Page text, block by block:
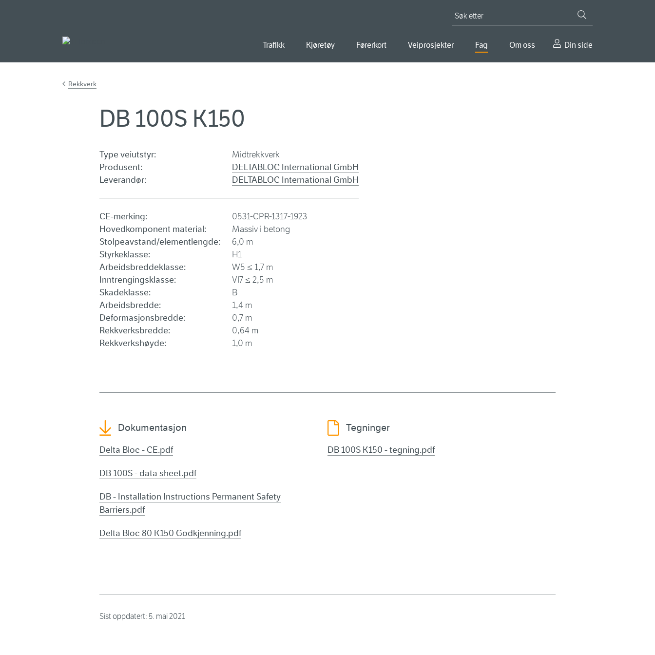
Trafikk Kjøretøy Førerkort Veiprosjekter Fag Om oss Din side
Rekkverk
DB 100S K150
Type veiutstyr:
Midtrekkverk
Produsent:
DELTABLOC International GmbH
Leverandør:
DELTABLOC International GmbH
CE-merking:
0531-CPR-1317-1923
Hovedkomponent material:
Massiv i betong
Stolpeavstand/elementlengde:
6,0 m
Styrkeklasse:
H1
Arbeidsbreddeklasse:
W5 ≤ 1,7 m
Inntrengingsklasse:
VI7 ≤ 2,5 m
Skadeklasse:
B
Arbeidsbredde:
1,4 m
Deformasjonsbredde:
0,7 m
Rekkverksbredde:
0,64 m
Rekkverkshøyde:
1,0 m
Dokumentasjon
Delta Bloc - CE.pdf
DB 100S - data sheet.pdf
DB - Installation Instructions Permanent Safety
Barriers.pdf
Delta Bloc 80 K150 Godkjenning.pdf
Tegninger
DB 100S K150 - tegning.pdf
Sist oppdatert: 5. mai 2021